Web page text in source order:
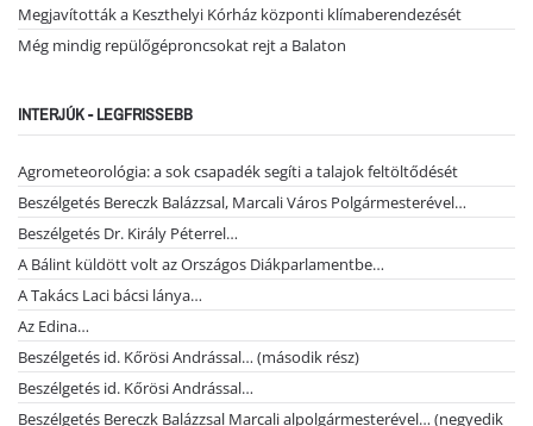
Megjavították a Keszthelyi Kórház központi klímaberendezését
Még mindig repülőgéproncsokat rejt a Balaton
INTERJÚK - LEGFRISSEBB
Agrometeorológia: a sok csapadék segíti a talajok feltöltődését
Beszélgetés Bereczk Balázzsal, Marcali Város Polgármesterével…
Beszélgetés Dr. Király Péterrel…
A Bálint küldött volt az Országos Diákparlamentbe…
A Takács Laci bácsi lánya…
Az Edina…
Beszélgetés id. Kőrösi Andrással… (második rész)
Beszélgetés id. Kőrösi Andrással…
Beszélgetés Bereczk Balázzsal Marcali alpolgármesterével… (negyedik